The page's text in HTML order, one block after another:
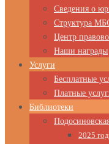
Сведения о
Структура
Центр
Наши награды
Услуги
Бесплатные
Платные
Библиотеки
2025 год